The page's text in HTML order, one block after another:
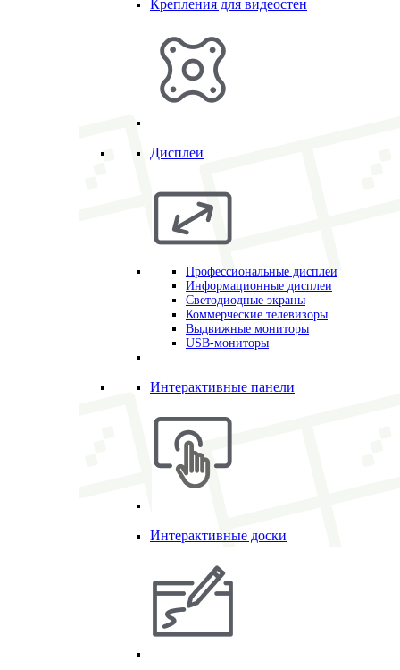
Крепления для видеостен
Дисплеи
Профессиональные дисплеи
Информационные дисплеи
Светодиодные экраны
Коммерческие телевизоры
Выдвижные мониторы
USB-мониторы
Интерактивные панели
Интерактивные доски